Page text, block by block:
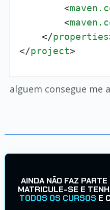
<
<
</properties
</project>
alguem consegue me
AINDA NÃO FAZ PARTE
MATRICULE-SE E
TODOS OS CURSOS E